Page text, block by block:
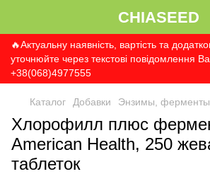
CHIASEED
🔥Актуальну наявність, вартість та
уточнюйте через текстові повідомлення
+38(068)4977555
Каталог Добавки Энзимы, ферменты
Хлорофилл плюс
American Health, 250
таблеток